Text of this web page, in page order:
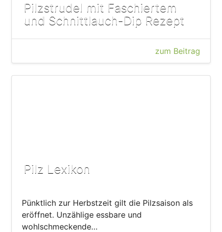
Pilzstrudel mit Faschiertem
und Schnittlauch-Dip Rezept
zum Beitrag
Pilz Lexikon
Pünktlich zur Herbstzeit gilt die Pilzsaison als
eröffnet. Unzählige essbare und
wohlschmeckende…